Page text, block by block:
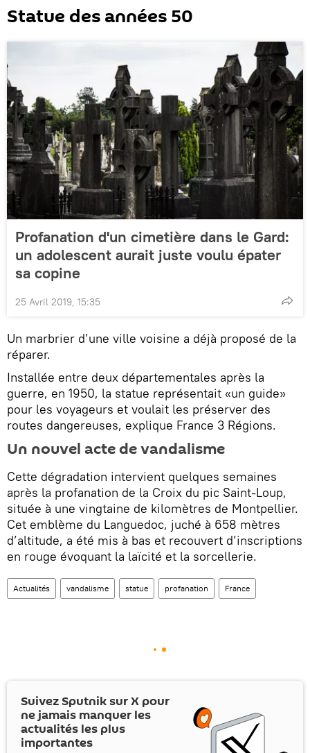
Statue des années 50
Profanation d'un cimetière dans le Gard:
un adolescent aurait juste voulu épater
sa copine
25 Avril 2019, 15:35
Un marbrier d’une ville voisine a déjà proposé de la
réparer.
Installée entre deux départementales après la
guerre, en 1950, la statue représentait «un guide»
pour les voyageurs et voulait les préserver des
routes dangereuses, explique France 3 Régions.
Un nouvel acte de vandalisme
Cette dégradation intervient quelques semaines
après la profanation de la Croix du pic Saint-Loup,
située à une vingtaine de kilomètres de Montpellier.
Cet emblème du Languedoc, juché à 658 mètres
d’altitude, a été mis à bas et recouvert d’inscriptions
en rouge évoquant la laïcité et la sorcellerie.
Actualités vandalisme statue profanation France
Suivez Sputnik surX pour
ne jamais manquer les
actualités les plus
importantes